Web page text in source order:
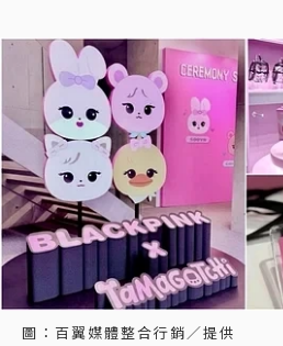
圖：百翼媒體整合行銷／提供